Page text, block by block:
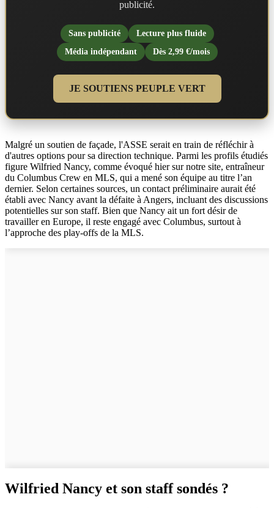
publicité.
Sans publicité
Lecture plus fluide
Média indépendant
Dès 2,99 €/mois
JE SOUTIENS PEUPLE VERT
Malgré un soutien de façade, l'ASSE serait en train de réfléchir à
d'autres options pour sa direction technique. Parmi les profils étudiés
figure Wilfried Nancy, comme évoqué hier sur notre site, entraîneur
du Columbus Crew en MLS, qui a mené son équipe au titre l’an
dernier. Selon certaines sources, un contact préliminaire aurait été
établi avec Nancy avant la défaite à Angers, incluant des discussions
potentielles sur son staff. Bien que Nancy ait un fort désir de
travailler en Europe, il reste engagé avec Columbus, surtout à
l’approche des play-offs de la MLS.
Wilfried Nancy et son staff sondés ?